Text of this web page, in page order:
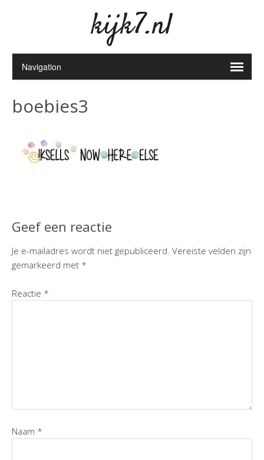
kijk7.nl
boebies3
Geef een reactie
Je e-mailadres wordt niet gepubliceerd. Vereiste velden zijn
gemarkeerd met *
Reactie *
Naam *